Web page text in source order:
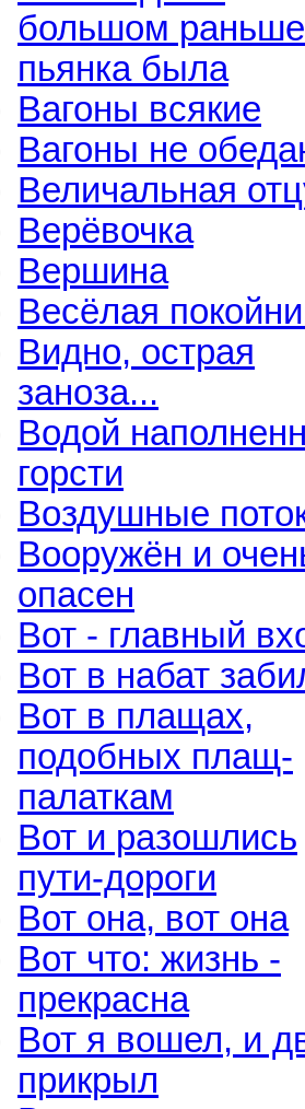
большом раньше
пьянка была
Вагоны всякие
Вагоны не
Величальная
Верёвочка
Вершина
Весёлая
Видно, острая
заноза...
Водой
горсти
Воздушные
Вооружён и
опасен
Вот - главный
Вот в набат
Вот в плащах,
подобных плащ-
палаткам
Вот и разошлись
пути-дороги
Вот она, вот она
Вот что: жизнь -
прекрасна
Вот я вошел, и
прикрыл